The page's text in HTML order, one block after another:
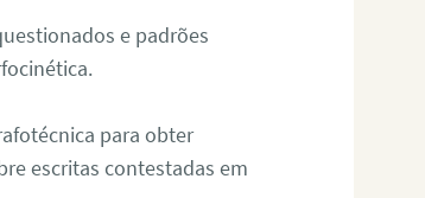
e padrões
para obter
escritas contestadas em